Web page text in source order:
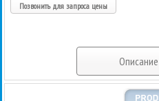
Позвонить для запроса цены